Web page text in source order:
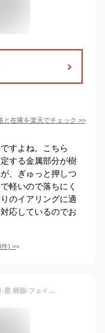
と在庫を楽天でチェック >>
すよね。こちら
する金属部分が樹
、ぎゅっと押しつ
軽いので落ちにく
のイアリングに適
応しているのでお
件) >
[Ludus Felix]イヤリング-レディース-月-星 樹脂-フェイクピアス-ピアス風-ノンホールピアス (ゴールド)